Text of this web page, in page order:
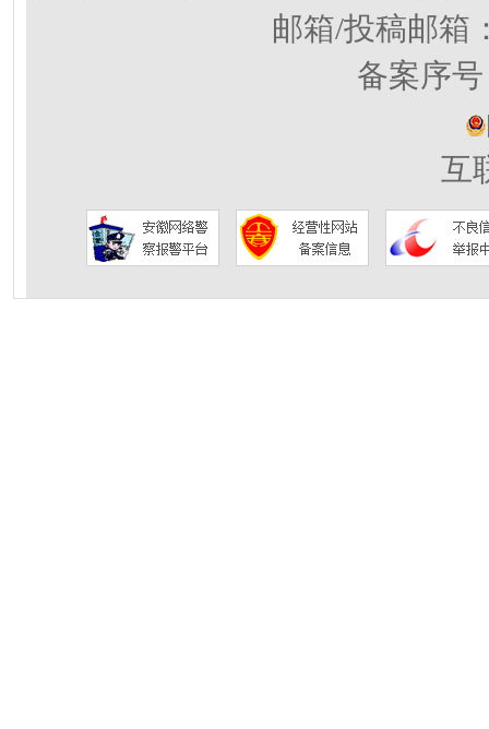
邮箱/投稿邮箱
备案序
互